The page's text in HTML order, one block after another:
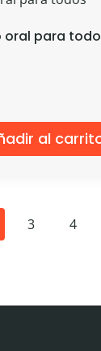
oral para
al
3 4